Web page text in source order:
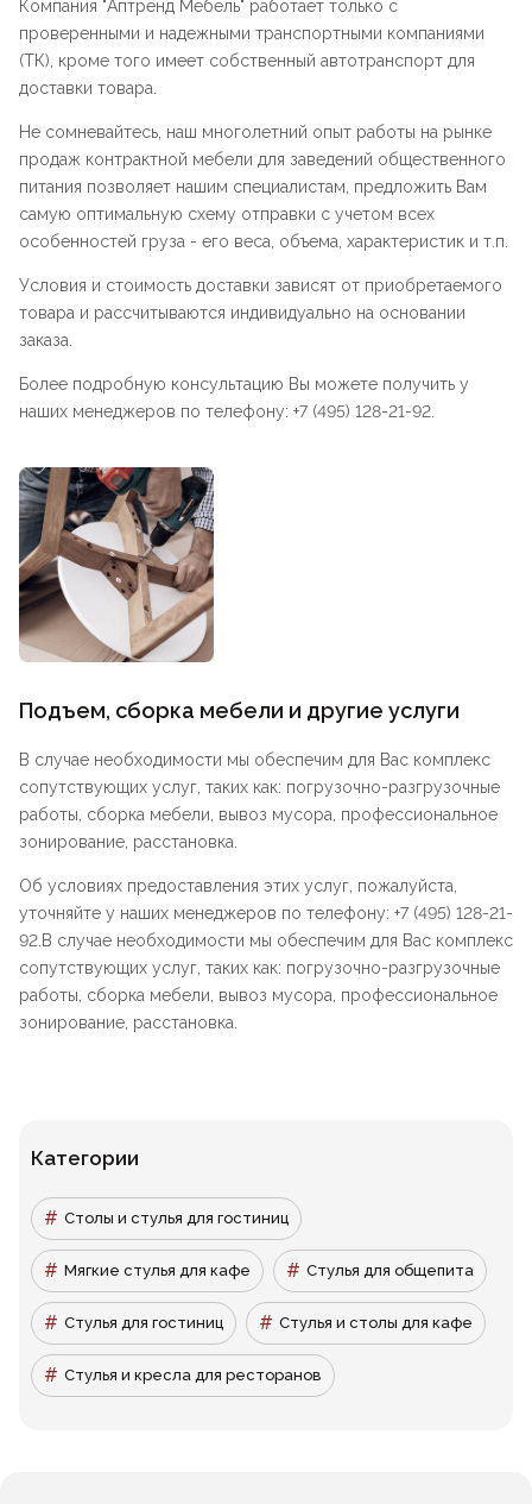
Компания "Аптренд Мебель" работает только с
проверенными и надежными транспортными компаниями
(ТК), кроме того имеет собственный автотранспорт для
доставки товара.
Не сомневайтесь, наш многолетний опыт работы на рынке
продаж контрактной мебели для заведений общественного
питания позволяет нашим специалистам, предложить Вам
самую оптимальную схему отправки с учетом всех
особенностей груза - его веса, объема, характеристик и т.п.
Условия и стоимость доставки зависят от приобретаемого
товара и рассчитываются индивидуально на основании
заказа.
Более подробную консультацию Вы можете получить у
наших менеджеров по телефону: +7 (495) 128-21-92.
Подъем, сборка мебели и другие услуги
В случае необходимости мы обеспечим для Вас комплекс
сопутствующих услуг, таких как: погрузочно-разгрузочные
работы, сборка мебели, вывоз мусора, профессиональное
зонирование, расстановка.
Об условиях предоставления этих услуг, пожалуйста,
уточняйте у наших менеджеров по телефону: +7 (495) 128-21-
92.В случае необходимости мы обеспечим для Вас комплекс
сопутствующих услуг, таких как: погрузочно-разгрузочные
работы, сборка мебели, вывоз мусора, профессиональное
зонирование, расстановка.
Категории
Столы и стулья для гостиниц
Мягкие стулья для кафе Стулья для общепита
Стулья для гостиниц Стулья и столы для кафе
Стулья и кресла для ресторанов